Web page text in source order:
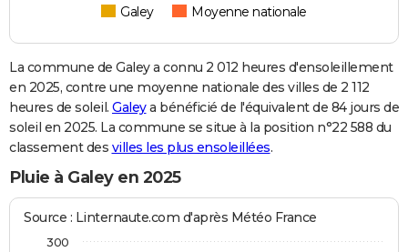
Galey Moyenne nationale
La commune de Galey a connu 2 012 heures d'ensoleillement
en 2025, contre une moyenne nationale des villes de 2 112
heures de soleil. Galeya bénéficié de l'équivalent de 84 jours de
soleil en 2025. La commune se situe à la position n°22 588 du
classement des villes les plus ensoleillées.
Pluie à Galey en 2025
Source : Linternaute.com d'après Météo France
300